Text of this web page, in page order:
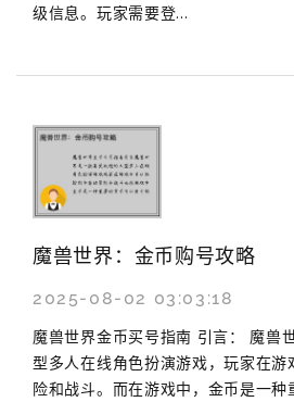
级信息。玩家需要登...
魔兽世界：金币购号攻略
2025-08-02 03:03:18
魔兽世界金币买号指南 引言： 魔兽
型多人在线角色扮演游戏，玩家在
险和战斗。而在游戏中，金币是一